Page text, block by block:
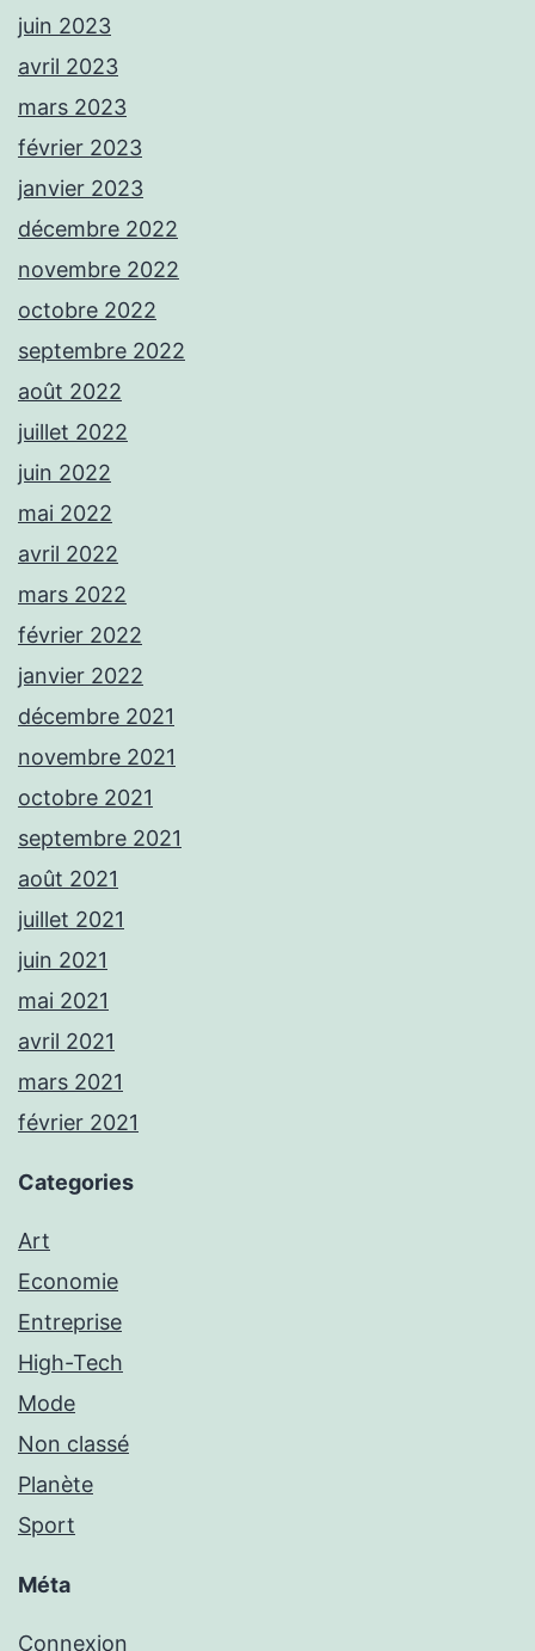
juin 2023
avril 2023
mars 2023
février 2023
janvier 2023
décembre 2022
novembre 2022
octobre 2022
septembre 2022
août 2022
juillet 2022
juin 2022
mai 2022
avril 2022
mars 2022
février 2022
janvier 2022
décembre 2021
novembre 2021
octobre 2021
septembre 2021
août 2021
juillet 2021
juin 2021
mai 2021
avril 2021
mars 2021
février 2021
Categories
Art
Economie
Entreprise
High-Tech
Mode
Non classé
Planète
Sport
Méta
Connexion